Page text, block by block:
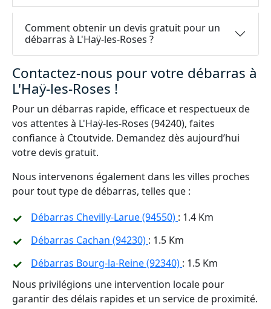
Comment obtenir un devis gratuit pour un
débarras à L'Haÿ-les-Roses ?
Contactez-nous pour votre débarras à
L'Haÿ-les-Roses !
Pour un débarras rapide, efficace et respectueux de
vos attentes à L'Haÿ-les-Roses (94240), faites
confiance à Ctoutvide. Demandez dès aujourd’hui
votre devis gratuit.
Nous intervenons également dans les villes proches
pour tout type de débarras, telles que :
Débarras Chevilly-Larue (94550) : 1.4 Km
Débarras Cachan (94230) : 1.5 Km
Débarras Bourg-la-Reine (92340) : 1.5 Km
Nous privilégions une intervention locale pour
garantir des délais rapides et un service de proximité.